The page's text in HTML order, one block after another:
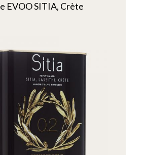
EVOO SITIA, Crète